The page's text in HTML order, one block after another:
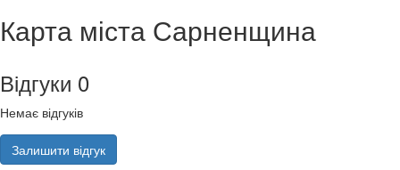
Карта міста Сарненщина
Відгуки 0
Немає відгуків
Залишити відгук